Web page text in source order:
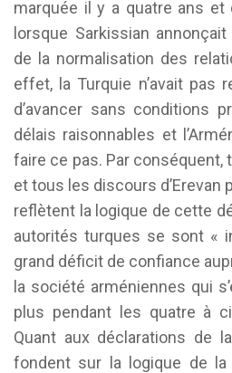
marquée il y a quatre ans et
lorsque Sarkissian
de la normalisation des
effet, la Turquie n’avait pas
d’avancer sans conditions
délais raisonnables et
faire ce pas. Par
et tous les discours d’Erevan
reflètent la logique de cette
autorités turques se sont «
grand déficit de confiance
la société arméniennes qui
plus pendant les quatre à
Quant aux déclarations de
fondent sur la logique de la